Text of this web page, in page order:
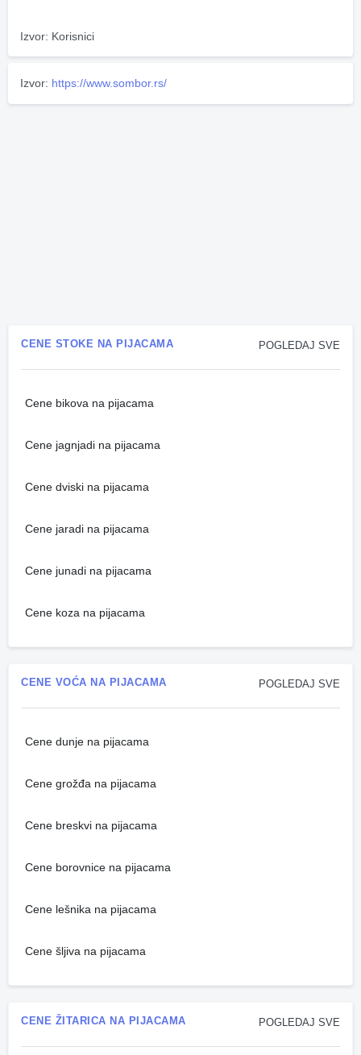
Izvor: Korisnici
Izvor: https://www.sombor.rs/
POGLEDAJ SVE
CENE STOKE NA PIJACAMA
Cene bikova na pijacama
Cene jagnjadi na pijacama
Cene dviski na pijacama
Cene jaradi na pijacama
Cene junadi na pijacama
Cene koza na pijacama
POGLEDAJ SVE
CENE VOĆA NA PIJACAMA
Cene dunje na pijacama
Cene grožđa na pijacama
Cene breskvi na pijacama
Cene borovnice na pijacama
Cene lešnika na pijacama
Cene šljiva na pijacama
POGLEDAJ SVE
CENE ŽITARICA NA PIJACAMA